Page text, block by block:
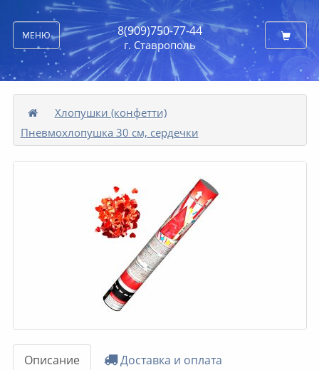
МЕНЮ 8(909)750-77-44
г. Ставрополь
Хлопушки (конфетти)
Пневмохлопушка 30 см, сердечки
Описание
Доставка и оплата